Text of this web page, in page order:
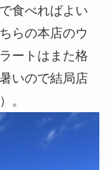
食べればよい
らの本店のウ
ートはまた格
いので結局店
。